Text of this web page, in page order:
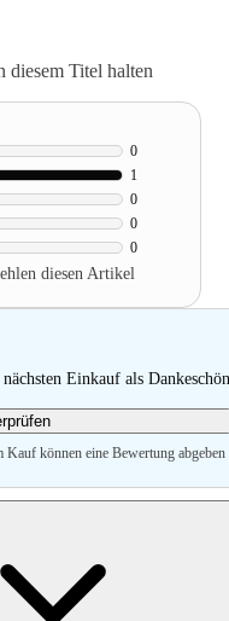
diesem Titel halten
0
0
0
1
0
diesen Artikel
Einkauf als Dankeschön
Kauf können eine Bewertung abgeben